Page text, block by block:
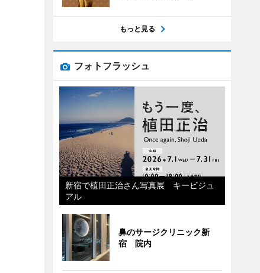
もっと見る
フォトフラッシュ
新宿で植田正治さん写真展 キービジュ
アル
鼻のサージクリニック新
宿 院内